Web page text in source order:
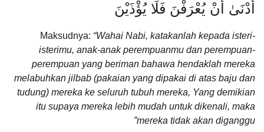
أَدْنَىٰ أَنْ يُعْرَفْنَ فَلَا يُؤْذَيْنَ
Maksudnya: “Wahai Nabi, katakanlah kepada isteri-
isterimu, anak-anak perempuanmu dan perempuan-
perempuan yang beriman bahawa hendaklah mereka
melabuhkan jilbab (pakaian yang dipakai di atas baju dan
tudung) mereka ke seluruh tubuh mereka, Yang demikian
itu supaya mereka lebih mudah untuk dikenali, maka
mereka tidak akan diganggu”